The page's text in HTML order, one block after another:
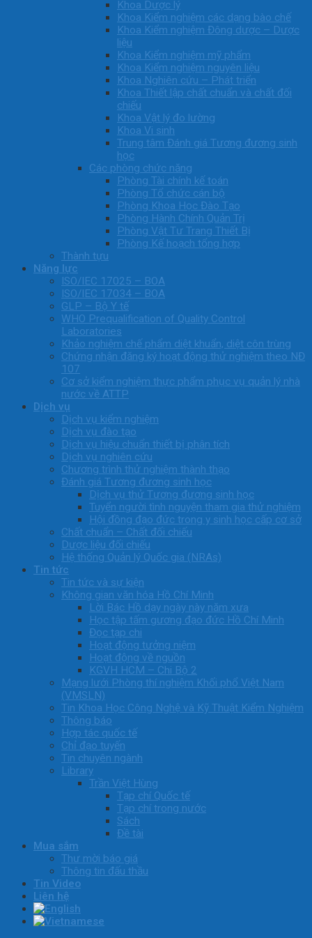
Khoa Dược lý
Khoa Kiểm nghiệm các dạng bào chế
Khoa Kiểm nghiệm Đông dược – Dược
liệu
Khoa Kiểm nghiệm mỹ phẩm
Khoa Kiểm nghiệm nguyên liệu
Khoa Nghiên cứu – Phát triển
Khoa Thiết lập chất chuẩn và chất đối
chiếu
Khoa Vật lý đo lường
Khoa Vi sinh
Trung tâm Đánh giá Tương đương sinh
học
Các phòng chức năng
Phòng Tài chính kế toán
Phòng Tổ chức cán bộ
Phòng Khoa Học Đào Tạo
Phòng Hành Chính Quản Trị
Phòng Vật Tư Trang Thiết Bị
Phòng Kế hoạch tổng hợp
Thành tựu
Năng lực
ISO/IEC 17025 – BOA
ISO/IEC 17034 – BOA
GLP – Bộ Y tế
WHO Prequalification of Quality Control
Laboratories
Khảo nghiệm chế phẩm diệt khuẩn, diệt côn trùng
Chứng nhận đăng ký hoạt động thử nghiệm theo NĐ
107
Cơ sở kiểm nghiệm thực phẩm phục vụ quản lý nhà
nước về ATTP
Dịch vụ
Dịch vụ kiểm nghiệm
Dịch vụ đào tạo
Dịch vụ hiệu chuẩn thiết bị phân tích
Dịch vụ nghiên cứu
Chương trình thử nghiệm thành thạo
Đánh giá Tương đương sinh học
Dịch vụ thử Tương đương sinh học
Tuyển người tình nguyện tham gia thử nghiệm
Hội đồng đạo đức trong y sinh học cấp cơ sở
Chất chuẩn – Chất đối chiếu
Dược liệu đối chiếu
Hệ thống Quản lý Quốc gia (NRAs)
Tin tức
Tin tức và sự kiện
Không gian văn hóa Hồ Chí Minh
Lời Bác Hồ dạy ngày này năm xưa
Học tập tấm gương đạo đức Hồ Chí Minh
Đọc tạp chi
Hoạt động tưởng niệm
Hoạt động về nguồn
KGVH HCM – Chi Bộ 2
Mạng lưới Phòng thí nghiệm Khối phổ Việt Nam
(VMSLN)
Tin Khoa Học Công Nghệ và Kỹ Thuật Kiểm Nghiệm
Thông báo
Hợp tác quốc tế
Chỉ đạo tuyến
Tin chuyên ngành
Library
Trần Việt Hùng
Tạp chí Quốc tế
Tạp chí trong nước
Sách
Đề tài
Mua sắm
Thư mời báo giá
Thông tin đấu thầu
Tin Video
Liên hệ